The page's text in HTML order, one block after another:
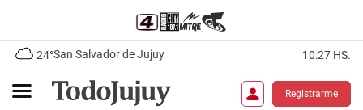
24°San Salvador de Jujuy 10:27 HS.
Registrarme